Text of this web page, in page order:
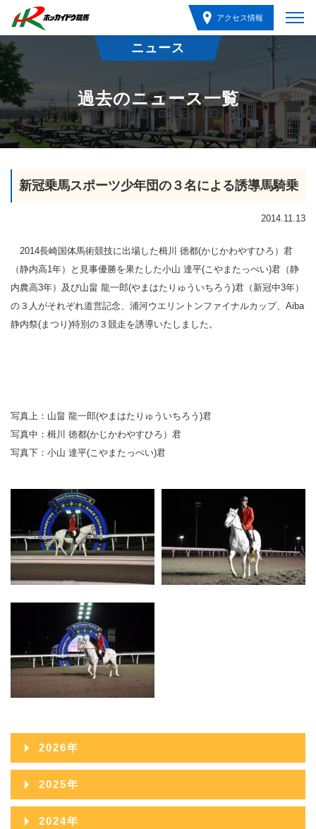
アクセス情報
ニュース
過去のニュース一覧
新冠乗馬スポーツ少年団の３名による誘導馬騎乗
2014.11.13
2014長崎国体馬術競技に出場した楫川 徳都(かじかわやすひろ）君
（静内高1年）と見事優勝を果たした小山 達平(こやまたっぺい)君（静
内農高3年）及び山畠 龍一郎(やまはたりゅういちろう)君（新冠中3年）
の３人がそれぞれ道営記念、浦河ウエリントンファイナルカップ、Aiba
静内祭(まつり)特別の３競走を誘導いたしました。
写真上：山畠 龍一郎(やまはたりゅういちろう)君
写真中：楫川 徳都(かじかわやすひろ）君
写真下：小山 達平(こやまたっぺい)君
2026年
2026年08月
2026年07月
2025年
2025年12月
2024年